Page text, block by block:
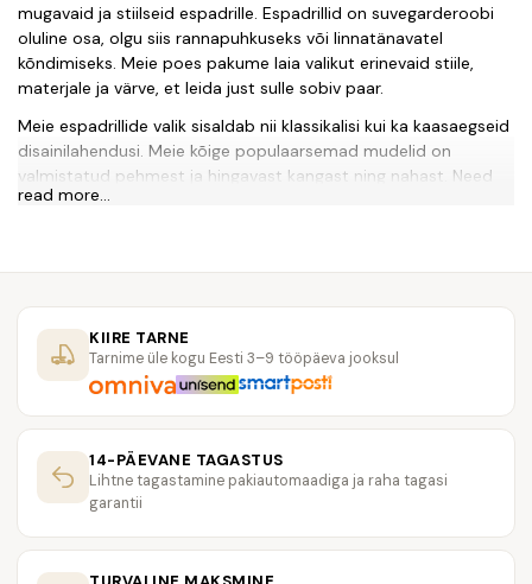
mugavaid ja stiilseid espadrille. Espadrillid on suvegarderoobi
oluline osa, olgu siis rannapuhkuseks või linnatänavatel
kõndimiseks. Meie poes pakume laia valikut erinevaid stiile,
materjale ja värve, et leida just sulle sobiv paar.
Meie espadrillide valik sisaldab nii klassikalisi kui ka kaasaegseid
disainilahendusi. Meie kõige populaarsemad mudelid on
valmistatud pehmest ja hingavast kangast ning nahast. Need
on kerged ja mugavad, mis muudavad need ideaalseks jalatsiks
valmistatud taaskasutatud materjalidest, mis aitavad
vähendada jalajälge meie planeedil.
Meie pood on loodud selleks, et muuta teie ostukogemus
lihtsaks ja mugavaks. Meie veebileht on lihtne ja
kasutajasõbralik ning meie tellimuste täitmise protsess on kiire
ja tõhus.
Seega, kui otsid mugavaid, stiilseid ja keskkonnasõbralikke
espadrille, siis oled jõudnud õigesse kohta. Vaata meie laia
valikut ja telli endale sobiv paar juba täna!
Küsimused ja vastused:
read more...
KIIRE TARNE
Tarnime üle kogu Eesti 3–9 tööpäeva jooksul
14-PÄEVANE TAGASTUS
Lihtne tagastamine pakiautomaadiga ja raha tagasi
garantii